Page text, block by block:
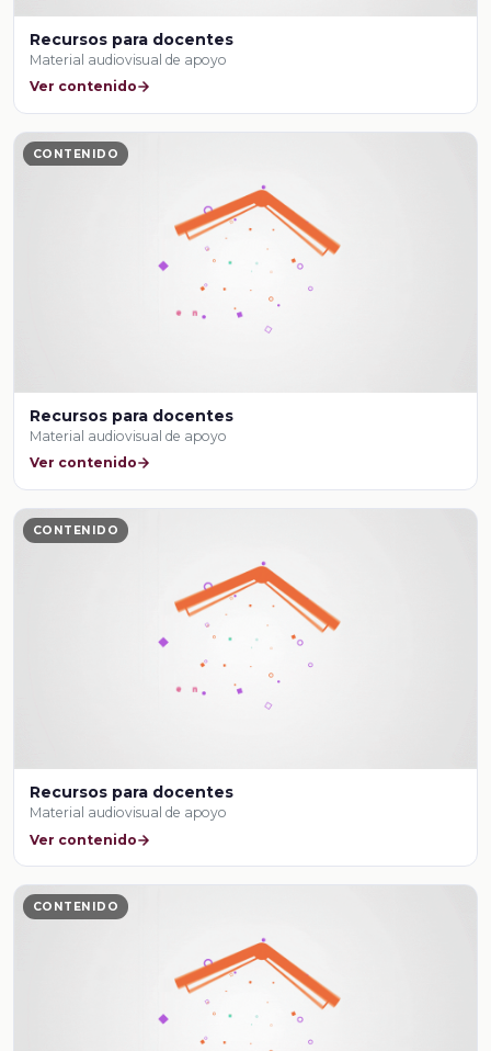
Recursos para docentes
Material audiovisual de apoyo
Ver contenido
CONTENIDO
Recursos para docentes
Material audiovisual de apoyo
Ver contenido
CONTENIDO
Recursos para docentes
Material audiovisual de apoyo
Ver contenido
CONTENIDO